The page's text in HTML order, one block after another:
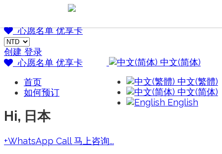
Go Japan 桃子・樂日本
心愿名单优享卡
创建 登录
中文(简体)
中文(繁體)
中文(简体)
English
心愿名单 优享卡
首页
如何预订
Hi, 日本
+WhatsApp Call 马上咨询...